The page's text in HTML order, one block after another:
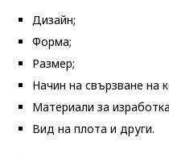
Дизайн;
Форма;
Размер;
Начин на свързване на
Материали за
Вид на плота и други.